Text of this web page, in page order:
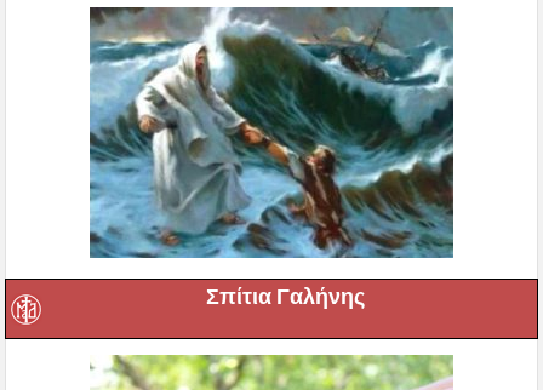
Σπίτια Γαλήνης